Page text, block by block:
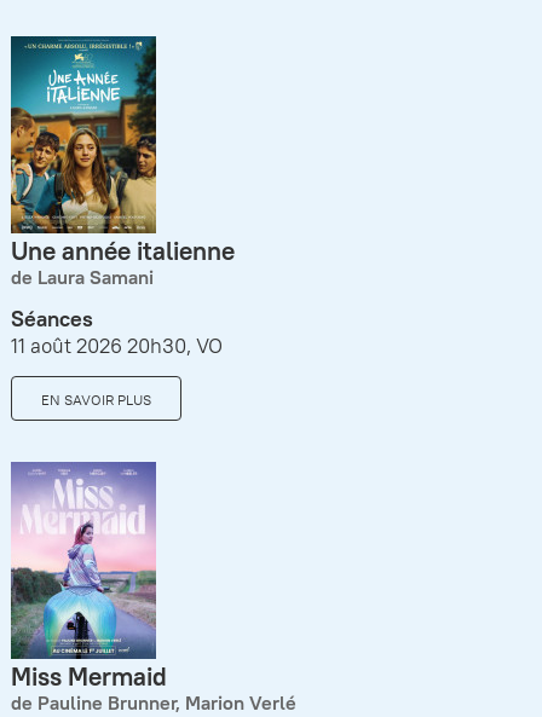
Une année italienne
de Laura Samani
Séances
11 août 2026 20h30, VO
EN SAVOIR PLUS
Miss Mermaid
de Pauline Brunner, Marion Verlé